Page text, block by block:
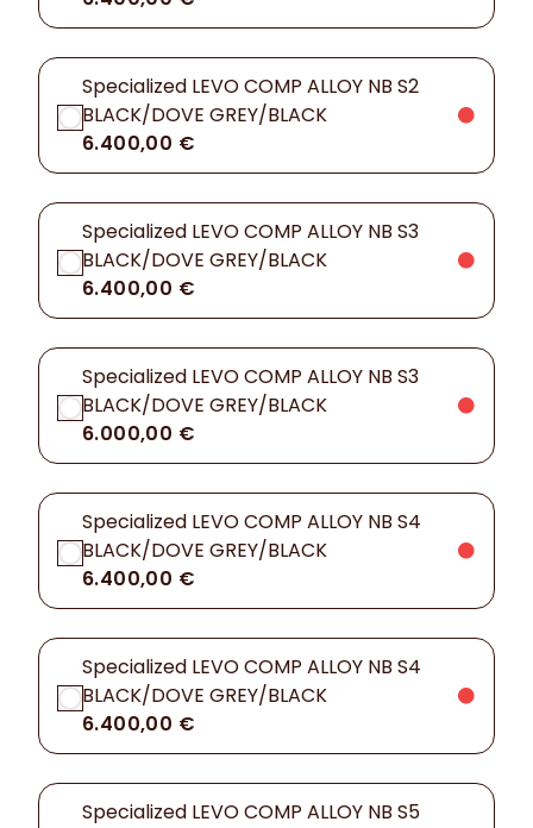
Specialized LEVO COMP ALLOY NB S2
BLACK/DOVE GREY/BLACK
6.400,00 €
Specialized LEVO COMP ALLOY NB S3
BLACK/DOVE GREY/BLACK
6.400,00 €
Specialized LEVO COMP ALLOY NB S3
BLACK/DOVE GREY/BLACK
6.000,00 €
Specialized LEVO COMP ALLOY NB S4
BLACK/DOVE GREY/BLACK
6.400,00 €
Specialized LEVO COMP ALLOY NB S4
BLACK/DOVE GREY/BLACK
6.400,00 €
Specialized LEVO COMP ALLOY NB S5